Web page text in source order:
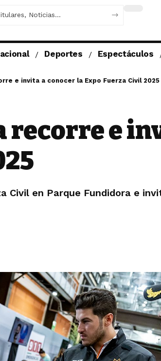
Deportes Espectáculos
e invita a conocer la Expo Fuerza Civil 2025
recorre e
Civil en Parque Fundidora e